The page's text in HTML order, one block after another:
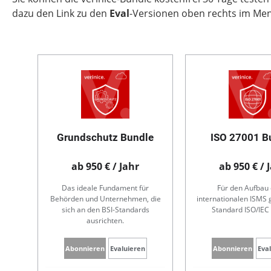
dazu den Link zu den Eval-Versionen oben rechts im
Grundschutz Bundle
ab 950 € / Jahr
Das ideale Fundament für
Behörden und Unternehmen, die
sich an den BSI-Standards
ausrichten.
Abonnieren Evaluieren
ISO 27001
ab 950 € /
Für den Aufbau
internationalen ISMS
Standard ISO/
Abonnieren